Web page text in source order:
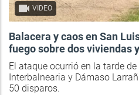
VIDEO
Balacera y caos en San
fuego sobre dos viviendas
El ataque ocurrió en la tarde
Interbalnearia y Dámaso
50 disparos.